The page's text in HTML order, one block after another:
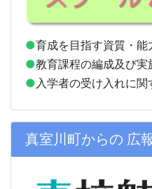
●育成を目指す資質・能
●教育課程の編成及び実
● 入学者の受け入れに関
真室川町からの 広